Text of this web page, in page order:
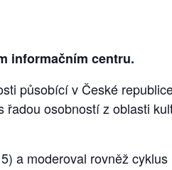
informačním centru.
působící v České
osobností z oblasti
a moderoval rovněž